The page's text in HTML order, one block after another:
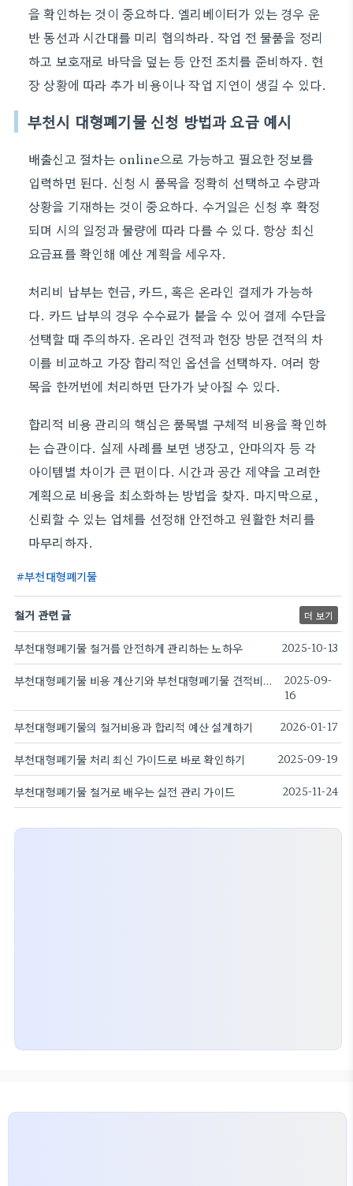
을 확인하는 것이 중요하다. 엘리베이터가 있는 경우 운
반 동선과 시간대를 미리 협의하라. 작업 전 물품을 정리
하고 보호재로 바닥을 덮는 등 안전 조치를 준비하자. 현
장 상황에 따라 추가 비용이나 작업 지연이 생길 수 있다.
부천시 대형폐기물 신청 방법과 요금 예시
배출신고 절차는 online으로 가능하고 필요한 정보를
입력하면 된다. 신청 시 품목을 정확히 선택하고 수량과
상황을 기재하는 것이 중요하다. 수거일은 신청 후 확정
되며 시의 일정과 물량에 따라 다를 수 있다. 항상 최신
요금표를 확인해 예산 계획을 세우자.
처리비 납부는 현금, 카드, 혹은 온라인 결제가 가능하
다. 카드 납부의 경우 수수료가 붙을 수 있어 결제 수단을
선택할 때 주의하자. 온라인 견적과 현장 방문 견적의 차
이를 비교하고 가장 합리적인 옵션을 선택하자. 여러 항
목을 한꺼번에 처리하면 단가가 낮아질 수 있다.
합리적 비용 관리의 핵심은 품목별 구체적 비용을 확인하
는 습관이다. 실제 사례를 보면 냉장고, 안마의자 등 각
아이템별 차이가 큰 편이다. 시간과 공간 제약을 고려한
계획으로 비용을 최소화하는 방법을 찾자. 마지막으로,
신뢰할 수 있는 업체를 선정해 안전하고 원활한 처리를
마무리하자.
부천대형폐기물
철거 관련 글 더 보기
부천대형폐기물 철거를 안전하게 관리하는 노하우 2025-10-13
부천대형폐기물 비용 계산기와 부천대형폐기물 견적비교 가이드
2025-09-
16
부천대형폐기물의 철거비용과 합리적 예산 설계하기 2026-01-17
부천대형폐기물 처리 최신 가이드로 바로 확인하기 2025-09-19
부천대형폐기물 철거로 배우는 실전 관리 가이드 2025-11-24